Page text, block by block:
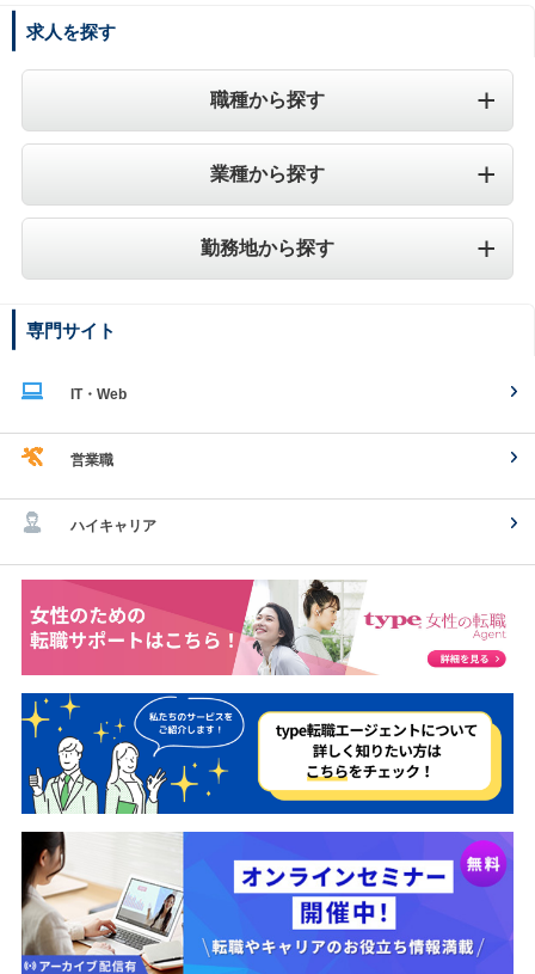
求人を探す
職種から探す
業種から探す
勤務地から探す
専門サイト
IT・Web
営業職
ハイキャリア